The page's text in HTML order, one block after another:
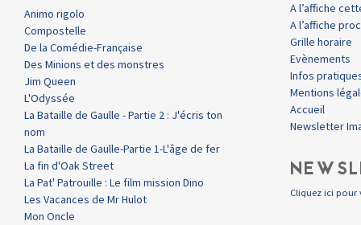
Animo rigolo
Compostelle
De la Comédie-Française
Des Minions et des monstres
Jim Queen
L'Odyssée
La Bataille de Gaulle - Partie 2 : J'écris ton
nom
La Bataille de Gaulle-Partie 1-L'âge de fer
La fin d'Oak Street
La Pat' Patrouille : Le film mission Dino
Les Vacances de Mr Hulot
Mon Oncle
A l’affiche
A l’affiche
Grille horaire
Evènements
Infos
Mentions
Accueil
Newsletter
Cliquez ici pour